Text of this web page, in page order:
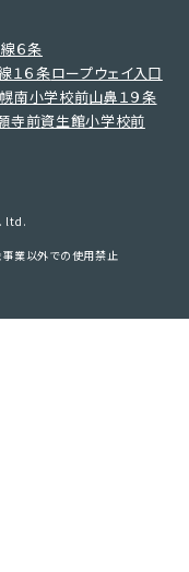
６条
１６条ロープウェイ入口
幌南小学校前山鼻１９条
寺前資生館小学校前
ltd.
業以外での使用禁止